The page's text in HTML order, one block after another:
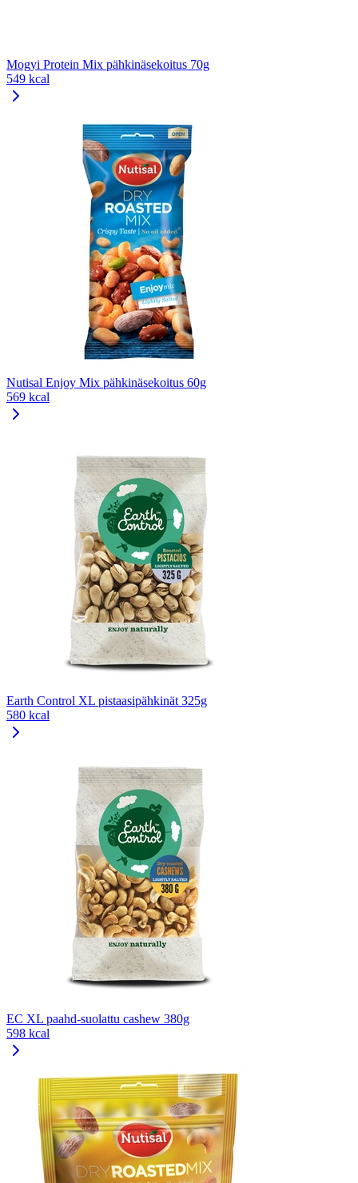
Mogyi Protein Mix pähkinäsekoitus 70g
549 kcal
Nutisal Enjoy Mix pähkinäsekoitus 60g
569 kcal
Earth Control XL pistaasipähkinät 325g
580 kcal
EC XL paahd-suolattu cashew 380g
598 kcal